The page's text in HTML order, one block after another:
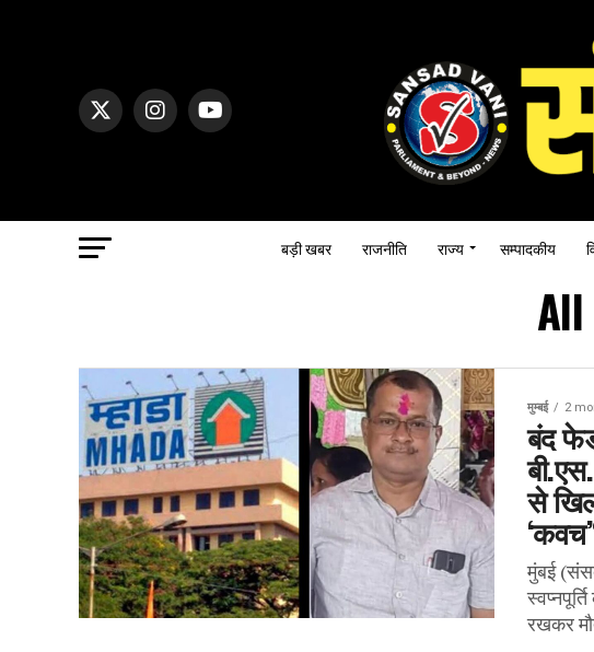
बड़ी खबर राजनीति राज्य सम्पादकीय
All
मुम्बई 2
बंद
से
मुंबई
रखकर